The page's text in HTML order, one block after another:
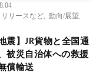
リリースなど
動向/展望
震】JR貨物と全国通
被災自治体への救援
償輸送